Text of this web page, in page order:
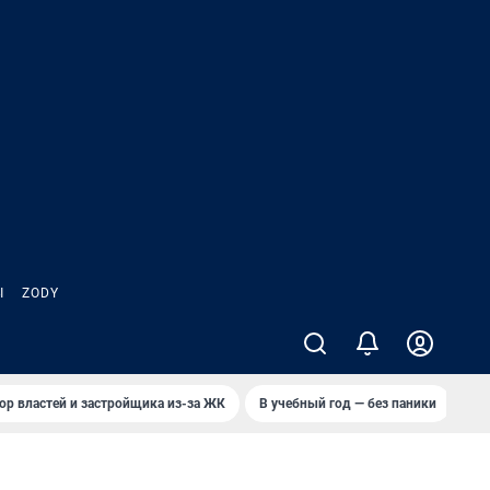
ZODY
властей и застройщика из-за ЖК В учебный год — без паники